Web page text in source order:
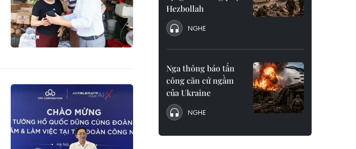
Hezbollah
NGHE
Nga thông báo tấn
công căn cứ ngầm
của Ukraine
NGHE